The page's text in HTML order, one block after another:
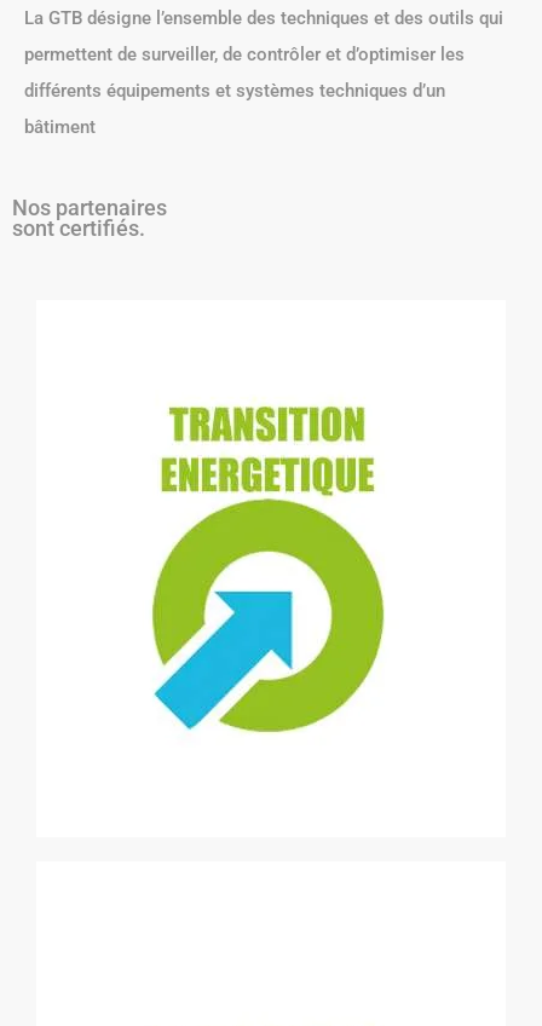
La GTB désigne l’ensemble des techniques et des outils qui
permettent de surveiller, de contrôler et d’optimiser les
différents équipements et systèmes techniques d’un
bâtiment
Nos partenaires
sont certifiés.